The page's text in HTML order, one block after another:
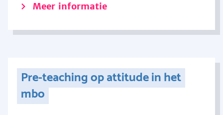
Meer informatie
Pre-teaching op attitude in het
mbo